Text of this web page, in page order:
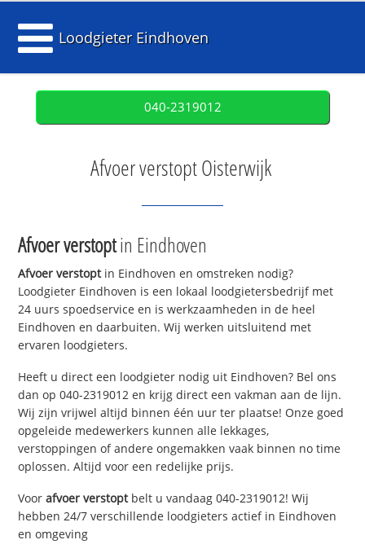
Loodgieter Eindhoven
040-2319012
Afvoer verstopt Oisterwijk
Afvoer verstoptin Eindhoven
Afvoer verstoptin Eindhoven en omstreken nodig?
Loodgieter Eindhoven is een lokaal loodgietersbedrijf met
24 uurs spoedservice en is werkzaamheden in de heel
Eindhoven en daarbuiten. Wij werken uitsluitend met
ervaren loodgieters.
Heeft u direct een loodgieter nodig uit Eindhoven? Bel ons
dan op 040-2319012 en krijg direct een vakman aan de lijn.
Wij zijn vrijwel altijd binnen één uur ter plaatse! Onze goed
opgeleide medewerkers kunnen alle lekkages,
verstoppingen of andere ongemakken vaak binnen no time
oplossen. Altijd voor een redelijke prijs.
Voorafvoer verstoptbelt u vandaag 040-2319012! Wij
hebben 24/7 verschillende loodgieters actief in Eindhoven
en omgeving